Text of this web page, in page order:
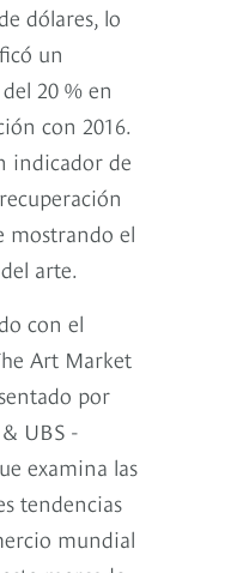
dólares, lo
un
20 % en
con 2016.
indicador de
mostrando el
arte.
con el
Art Market
por
UBS -
examina las
tendencias
mundial